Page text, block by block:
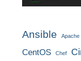
Ansible Apache
CentOS Chef